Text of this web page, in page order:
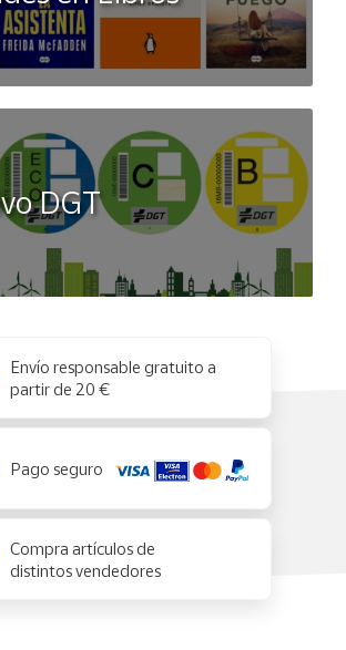
DGT
Envío responsable gratuito a
partir de 20 €
Pago seguro
Compra artículos de
distintos vendedores